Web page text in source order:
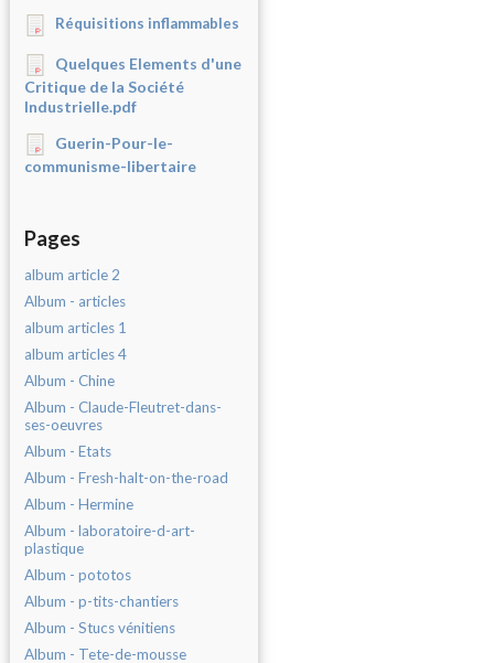
Réquisitions inflammables
Quelques Elements d'une
Critique de la Société
Industrielle.pdf
Guerin-Pour-le-
communisme-libertaire
Pages
album article 2
Album - articles
album articles 1
album articles 4
Album - Chine
Album - Claude-Fleutret-dans-
ses-oeuvres
Album - Etats
Album - Fresh-halt-on-the-road
Album - Hermine
Album - laboratoire-d-art-
plastique
Album - pototos
Album - p-tits-chantiers
Album - Stucs vénitiens
Album - Tete-de-mousse